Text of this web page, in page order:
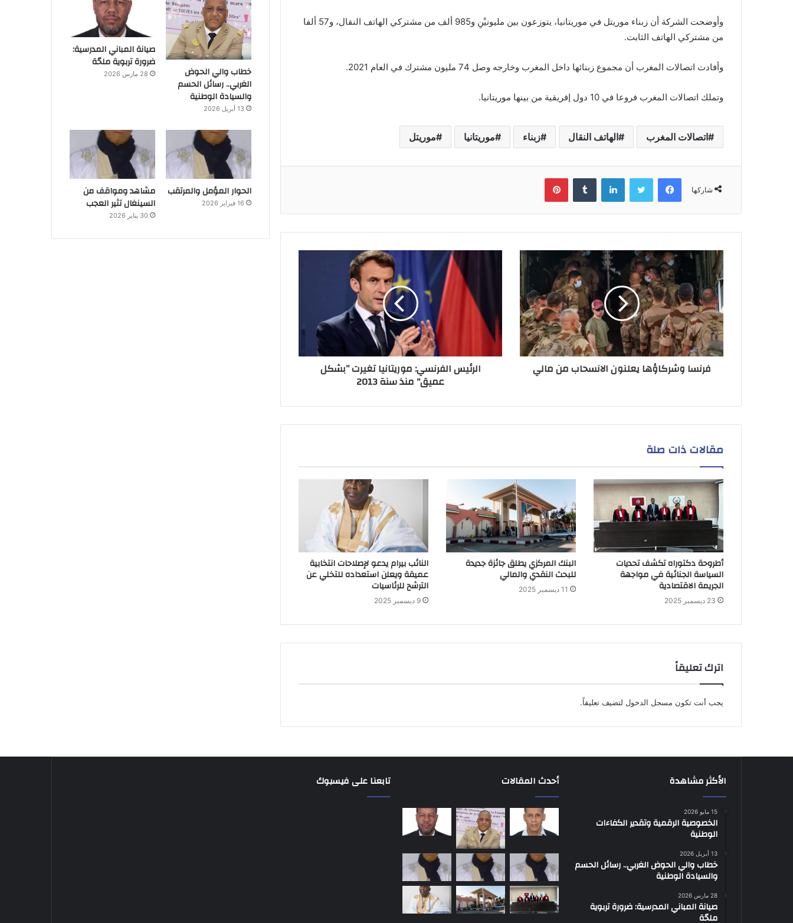
وأوضحت الشركة أن زبناء موريتل في موريتانيا، يتوزعون بين مليونيْنِ و985 ألف من مشتركي الهاتف النقال، و57 ألفا
من مشتركي الهاتف الثابت.
وأفادت اتصالات المغرب أن مجموع زبنائها داخل المغرب وخارجه وصل 74 مليون مشترك في العام 2021.
وتملك اتصالات المغرب فروعا في 10 دول إفريقية من بينها موريتانيا.
اتصالات المغرب الهاتف النقال زبناء موريتانيا موريتل
شاركها
فيسبوك تويتر لينكدإن بينتيريست
فرنسا وشركاؤها يعلنون الانسحاب من مالي الرئيس الفرنسي: موريتانيا تغيرت ”بشكل
عميق“ منذ سنة 2013
مقالات ذات صلة
أطروحة دكتوراه تكشف تحديات
السياسة الجنائية في مواجهة
الجريمة الاقتصادية
23 ديسمبر 2025
البنك المركزي يطلق جائزة جديدة
للبحث النقدي والمالي
11 ديسمبر 2025
النائب بيرام يدعو لإصلاحات انتخابية
عميقة ويعلن استعداده للتخلي عن
الترشح للرئاسيات
9 ديسمبر 2025
اترك تعليقاً
يجب أنت تكون مسجل الدخول لتضيف تعليقاً.
خطاب والي الحوض
الغربي.. رسائل الحسم
والسيادة الوطنية
13 أبريل 2026
صيانة المباني المدرسية:
ضرورة تربوية ملحّة
28 مارس 2026
الحوار المؤمل والمرتقب
16 فبراير 2026
مشاهد ومواقف من
السينغال تثير العجب
30 يناير 2026
الأكثر مشاهدة
15 مايو 2026
الخصوصية الرقمية وتقدير الكفاءات
الوطنية
13 أبريل 2026
خطاب والي الحوض الغربي.. رسائل الحسم
والسيادة الوطنية
28 مارس 2026
صيانة المباني المدرسية: ضرورة تربوية
ملحّة
أحدث المقالات تابعنا على فيسبوك